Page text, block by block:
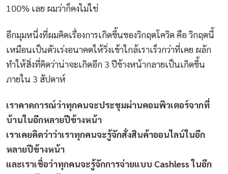
100% เลย ผมว่าก็คงไม่ใช่
อีกมุมหนึ่งที่ผมคิดเรื่องการเกิดขึ้นของวิกฤตโควิด คือ วิกฤตนี้
เหมือนเป็นตัวเร่งอนาคตให้วิ่งเข้าใกล้เราเร็วกว่าที่เคย ผลัก
ทำให้สิ่งที่คิดว่าน่าจะเกิดอีก 3 ปีข้างหน้ากลายเป็นเกิดขึ้น
ภายใน 3 สัปดาห์
เราคาดการณ์ว่าทุกคนจะประชุมผ่านคอมพิวเตอร์จากที่
บ้านในอีกหลายปีข้างหน้า
เราเคยคิดว่าว่าเราทุกคนจะรู้จักสั่งสินค้าออนไลน์ในอีก
หลายปีข้างหน้า
และเราเชื่อว่าทุกคนจะรู้จักการจ่ายแบบ Cashless ในอีก